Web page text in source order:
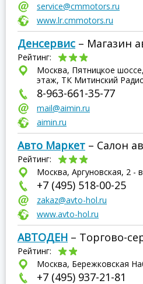
service@cmmotors.ru
www.lr.cmmotors.ru
Денсервис – Магазин
Рейтинг:
Москва, Пятницкое
этаж, ТК Митинский
8-963-661-35-77
mail@aimin.ru
aimin.ru
Авто Маркет – Салон
Рейтинг:
Москва, Аргуновская, 2 -
+7 (495) 518-00-25
zakaz@avto-hol.ru
www.avto-hol.ru
АВТОДЕН – Торгово-
Рейтинг:
Москва, Бережковская
+7 (495) 937-21-81